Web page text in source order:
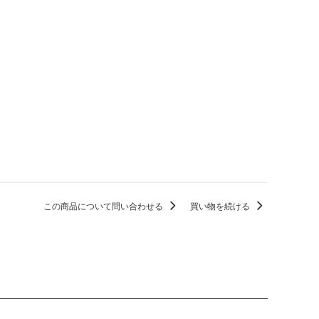
この商品について問い合わせる 買い物を続ける